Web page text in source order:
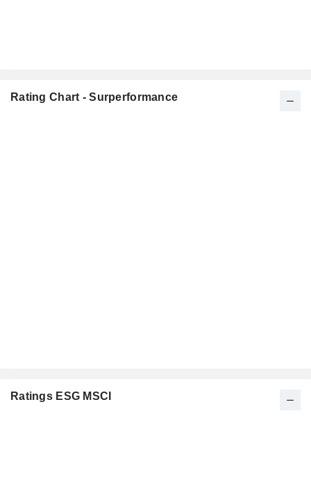
Rating Chart - Surperformance
Ratings ESG MSCI